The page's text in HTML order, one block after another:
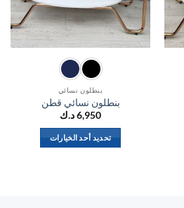
بنطلون نسائي
بنطلون نسائي قطن
6,950د.ك
تحديد أحد الخيارات